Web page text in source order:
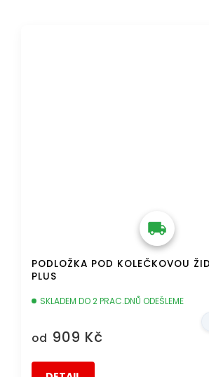
PODLOŽKA POD KOLEČKOVOU
PLUS
SKLADEM DO 2 PRAC.DNŮ ODEŠLEME
od 909 Kč